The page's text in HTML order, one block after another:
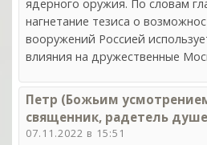
ядерного оружия. По словам
нагнетание тезиса о
вооружений Россией
влияния на дружественные
Петр (Божьим
священник, радетель
07.11.2022 в 15:51